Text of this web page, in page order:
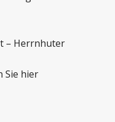
– Herrnhuter
Sie hier